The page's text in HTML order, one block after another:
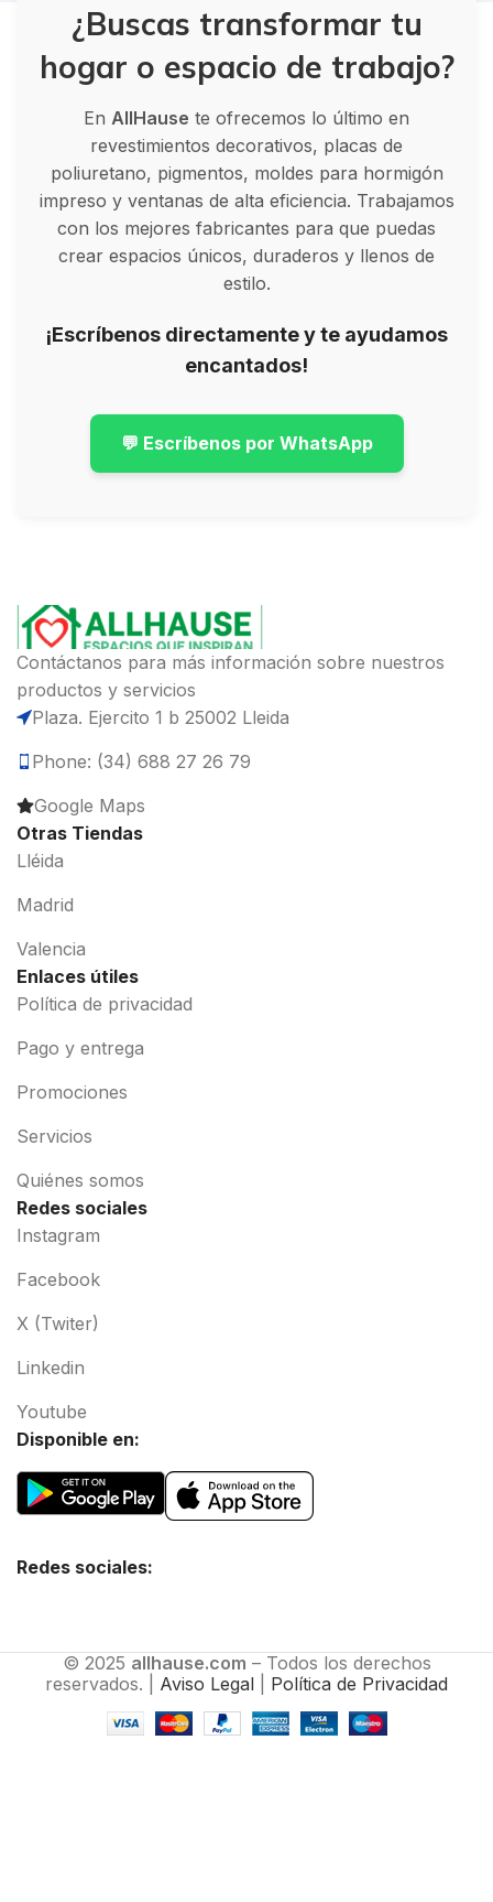
¿Buscas transformar tu
hogar o espacio de trabajo?
En AllHause te ofrecemos lo último en
revestimientos decorativos, placas de
poliuretano, pigmentos, moldes para hormigón
impreso y ventanas de alta eficiencia. Trabajamos
con los mejores fabricantes para que puedas
crear espacios únicos, duraderos y llenos de
estilo.
¡Escríbenos directamente y te ayudamos
encantados!
💬 Escríbenos por WhatsApp
Contáctanos para más información sobre nuestros
productos y servicios
Plaza. Ejercito 1 b 25002 Lleida
Phone: (34) 688 27 26 79
Google Maps
Otras Tiendas
Lléida
Madrid
Valencia
Enlaces útiles
Política de privacidad
Pago y entrega
Promociones
Servicios
Quiénes somos
Redes sociales
Instagram
Facebook
X (Twiter)
Linkedin
Youtube
Disponible en:
Redes sociales:
© 2025 allhause.com – Todos los derechos
reservados. | Aviso Legal Política de Privacidad